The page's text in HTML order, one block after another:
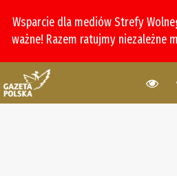
Wsparcie dla mediów Strefy
ważne! Razem ratujmy niezależne